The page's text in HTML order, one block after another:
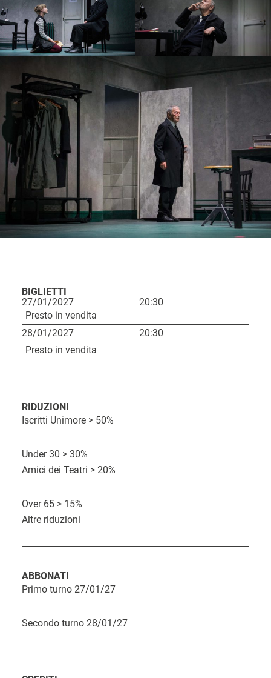
BIGLIETTI
D
a
a
O
a
o
t
o
L
i
n
i
a
s
27/01/2027
20:30
Presto in vendita
28/01/2027
20:30
Presto in vendita
RIDUZIONI
Iscritti Unimore > 50%
Under 30 > 30%
Amici dei Teatri > 20%
Over 65 > 15%
Altre riduzioni
ABBONATI
Primo turno 27/01/27
Secondo turno 28/01/27